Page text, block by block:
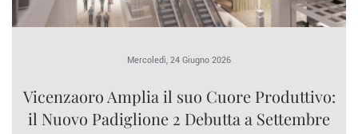
Mercoledì, 24 Giugno 2026
Vicenzaoro Amplia il suo Cuore Produttivo:
il Nuovo Padiglione 2 Debutta a Settembre